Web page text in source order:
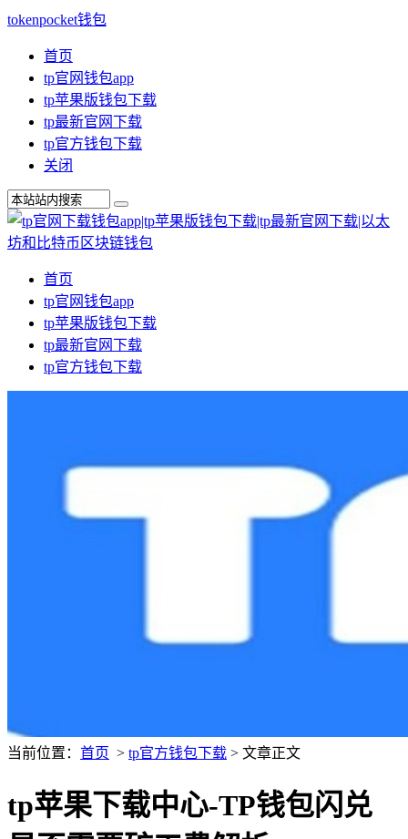
tokenpocket钱包
首页
tp官网钱包app
tp苹果版钱包下载
tp最新官网下载
tp官方钱包下载
关闭
首页
tp官网钱包app
tp苹果版钱包下载
tp最新官网下载
tp官方钱包下载
当前位置： 首页 > tp官方钱包下载 > 文章正文
tp苹果下载中心-TP钱包闪兑